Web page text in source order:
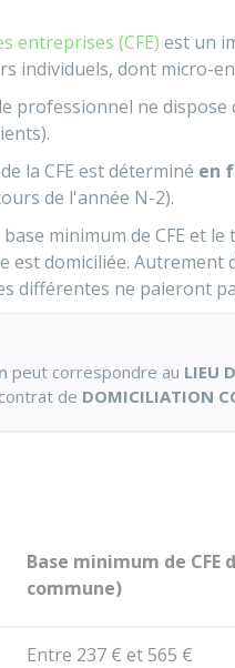
entreprises (CFE) est un
individuels, dont micro-
professionnel ne
la CFE est déterminé en
de l'année N-2).
minimum de CFE et
est domiciliée.
différentes ne paieront
peut correspondre au LIEU
de DOMICILIATION
Base minimum de CFE
commune)
Entre 237 € et 565 €